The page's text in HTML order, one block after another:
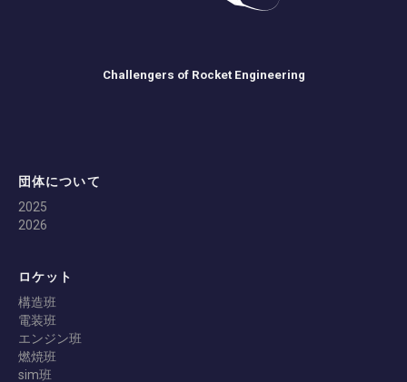
Challengers of Rocket Engineering
団体について
2025
2026
ロケット
構造班
電装班
エンジン班
燃焼班
sim班